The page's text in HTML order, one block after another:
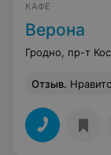
КАФЕ
Верона
Гродно, пр-т
Отзыв. Нравится